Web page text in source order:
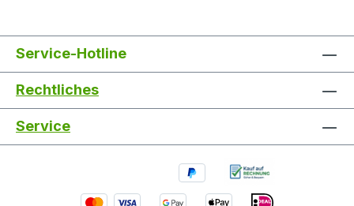
Service-Hotline
Rechtliches
Service